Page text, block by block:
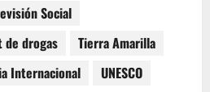
Social
de drogas
Tierra Amarilla
Internacional UNESCO